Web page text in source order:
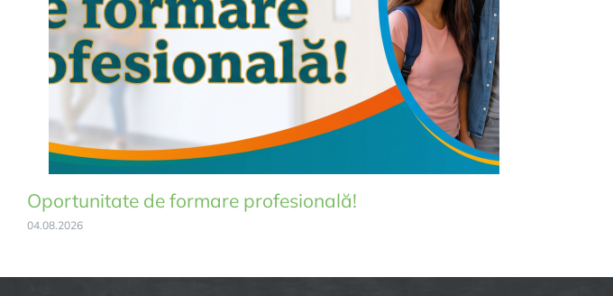
Oportunitate de formare profesională!
04.08.2026